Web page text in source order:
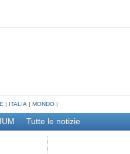
| ITALIA | MONDO |
Tutte le notizie